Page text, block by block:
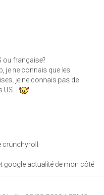
ou française?
je ne connais que les
je ne connais pas de
google actualité de mon côté